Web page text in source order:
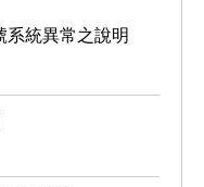
系統異常之說明